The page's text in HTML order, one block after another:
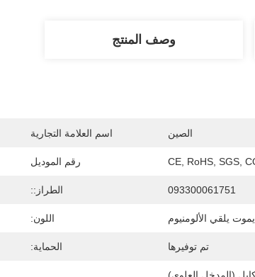
وصف المنتج
الصين اسم العلامة التجارية
CE, RoHS, SGS, رقم الموديل
093300061751 الطراز::
يموت يلقي الألومنيوم اللون:
تم توفيرها الحماية: